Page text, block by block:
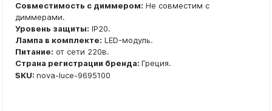
Совместимость с диммером: Не совместим с
диммерами.
Уровень защиты: IP20.
Лампа в комплекте: LED-модуль.
Питание: от сети 220в.
Страна регистрации бренда: Греция.
SKU: nova-luce-9695100